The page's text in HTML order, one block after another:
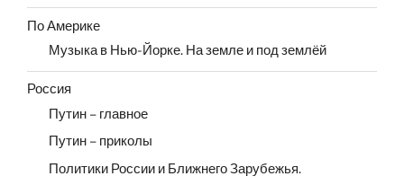
По Америке
Музыка в Нью-Йорке. На земле и под землёй
Россия
Путин – главное
Путин – приколы
Политики России и Ближнего Зарубежья.